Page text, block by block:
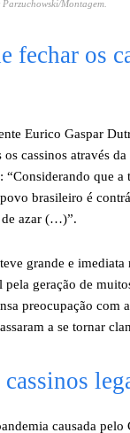
Montagem.
fechar os
Eurico Gaspar
cassinos através
“Considerando que a
brasileiro é
de azar (…)”.
grande e imediata
pela geração de
preocupação com
a se tornar
causada pelo